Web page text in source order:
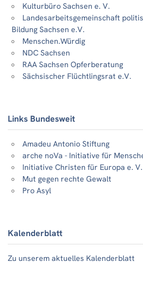
Kulturbüro Sachsen e. V.
Landesarbeitsgemeinschaft
Bildung Sachsen e.V.
Menschen.Würdig
NDC Sachsen
RAA Sachsen Opferberatung
Sächsischer Flüchtlingsrat e.V.
Links Bundesweit
Amadeu Antonio Stiftung
arche noVa - Initiative für
Initiative Christen für Europa e. V.
Mut gegen rechte Gewalt
Pro Asyl
Kalenderblatt
Zu unserem aktuelles Kalenderblatt